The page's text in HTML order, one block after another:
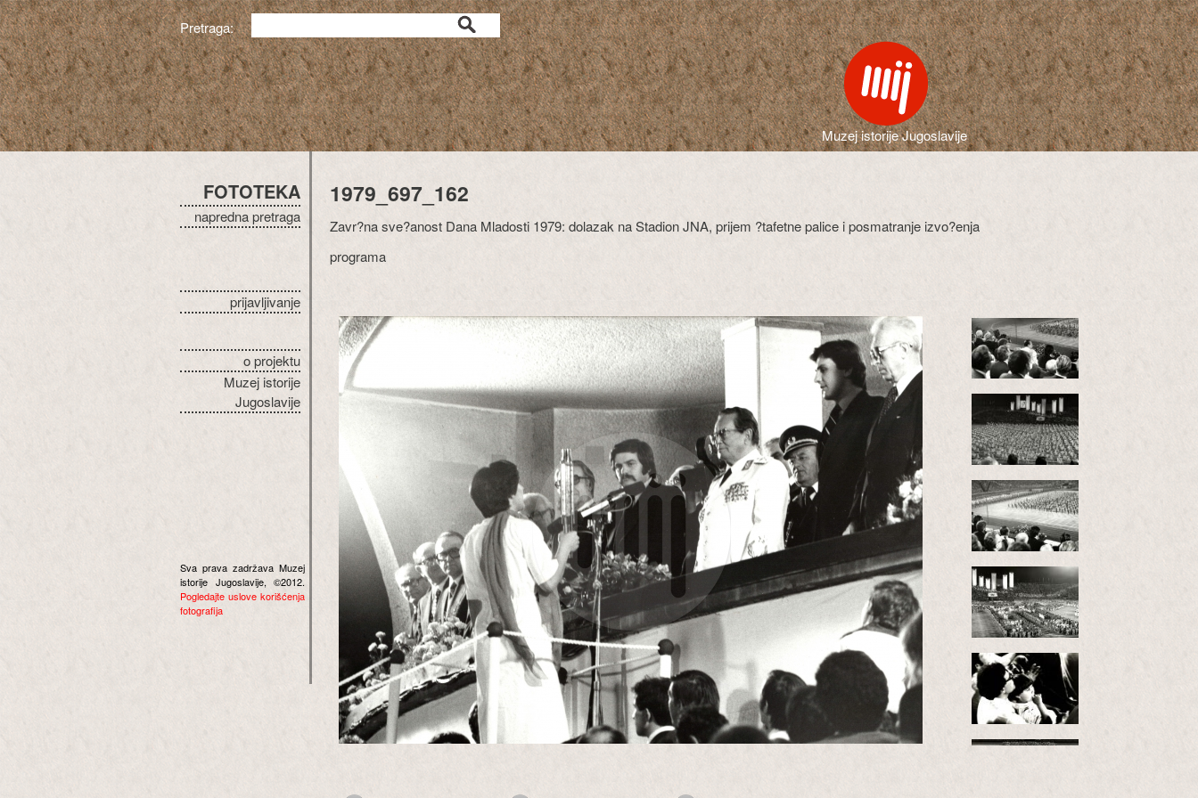
Pretraga:
Muzej istorije Jugoslavije
FOTOTEKA
napredna pretraga
prijavljivanje
o projektu
Muzej istorije
Jugoslavije
Sva prava zadržava Muzej
istorije Jugoslavije, ©2012.
Pogledajte uslove korišćenja
fotografija
1979_697_162
Zavr?na sve?anost Dana Mladosti 1979: dolazak na Stadion JNA, prijem ?tafetne palice i posmatranje izvo?enja
programa